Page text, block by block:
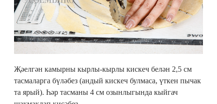
Җәелгән камырны кырлы-кырлы кискеч белән 2,5 см
тасмаларга бүләбез (андый кискеч булмаса, үткен пычак
та ярый). Һәр тасманы 4 см озынлыгында кыйгач